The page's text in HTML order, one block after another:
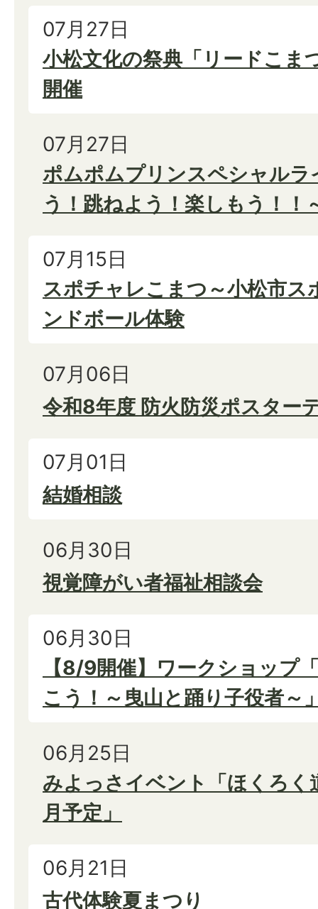
07月27日
小松文化の祭典「リードこま
開催
07月27日
ポムポムプリンスペシャル
う！跳ねよう！楽しもう！！
07月15日
スポチャレこまつ～小松市ス
ンドボール体験
07月06日
令和8年度 防火防災ポスター
07月01日
結婚相談
06月30日
視覚障がい者福祉相談会
06月30日
【8/9開催】ワークショップ
こう！～曳山と踊り子役者～
06月25日
みよっさイベント「ほくろく
月予定」
06月21日
古代体験夏まつり